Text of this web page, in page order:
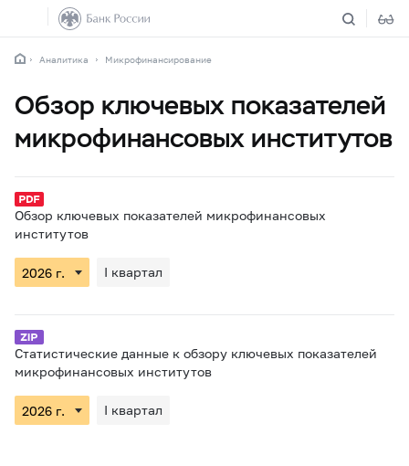
Аналитика Микрофинансирование
Обзор ключевых показателей
микрофинансовых институтов
Обзор ключевых показателей микрофинансовых
институтов
I квартал
Статистические данные к обзору ключевых показателей
микрофинансовых институтов
I квартал